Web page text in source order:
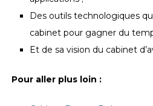
Des outils technologiques
cabinet pour gagner du
Et de sa vision du cabinet
Pour aller plus loin :